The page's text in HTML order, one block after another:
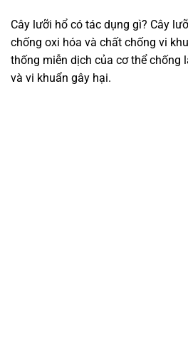
Cây lưỡi hổ có tác dụng gì? Cây
chống oxi hóa và chất chống vi
thống miễn dịch của cơ thể chống
và vi khuẩn gây hại.